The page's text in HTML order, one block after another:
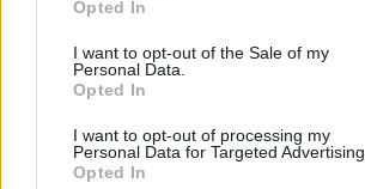
Opted In
I want to opt-out of the Sale of my
Personal Data.
Opted In
I want to opt-out of processing my
Personal Data for Targeted Advertising.
Opted In